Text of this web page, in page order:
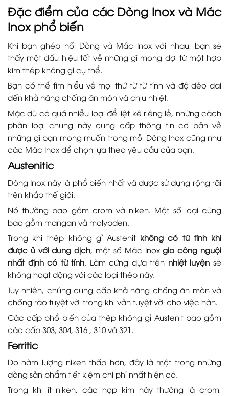
Đặc điểm của các Dòng Inox và Mác
Inox phổ biến
Khi bạn ghép nối Dòng và Mác Inox với nhau, bạn sẽ
thấy một dấu hiệu tốt về những gì mong đợi từ một hợp
kim thép không gỉ cụ thể.
Bạn có thể tìm hiểu về mọi thứ từ từ tính và độ dẻo dai
đến khả năng chống ăn mòn và chịu nhiệt.
Mặc dù có quá nhiều loại để liệt kê riêng lẻ, những cách
phân loại chung này cung cấp thông tin cơ bản về
những gì bạn mong muốn trong mỗi Dòng Inox cũng như
các Mác Inox để chọn lựa theo yêu cầu của bạn.
Austenitic
Dòng Inox này là phổ biến nhất và được sử dụng rộng rãi
trên khắp thế giới.
Nó thường bao gồm crom và niken. Một số loại cũng
bao gồm mangan và molypden.
Trong khi thép không gỉ Austenit không có từ tính khi
được ủ với dung dịch , một số Mác Inoxgia công nguội
nhất định có từ tính . Làm cứng dựa trên nhiệt luyện sẽ
không hoạt động với các loại thép này.
Tuy nhiên, chúng cung cấp khả năng chống ăn mòn và
chống rão tuyệt vời trong khi vẫn tuyệt vời cho việc hàn.
Các cấp phổ biến của thép không gỉ Austenit bao gồm
các cấp 303, 304, 316 , 310 và 321.
Ferritic
Do hàm lượng niken thấp hơn, đây là một trong những
dòng sản phẩm tiết kiệm chi phí nhất hiện có.
Trong khi ít niken, các hợp kim này thường là crom,